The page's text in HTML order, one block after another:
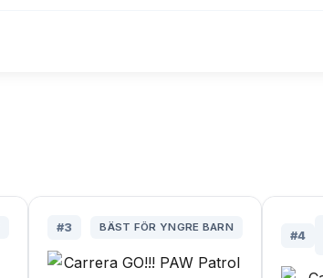
#3 BÄST FÖR YNGRE BARN
#4